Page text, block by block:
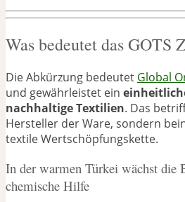
Was bedeutet das GOTS
Die Abkürzung bedeutet Global
und gewährleistet ein
nachhaltige Textilien. Das
Hersteller der Ware, sondern
textile Wertschöpfungskette.
In der warmen Türkei wächst die
chemische Hilfe